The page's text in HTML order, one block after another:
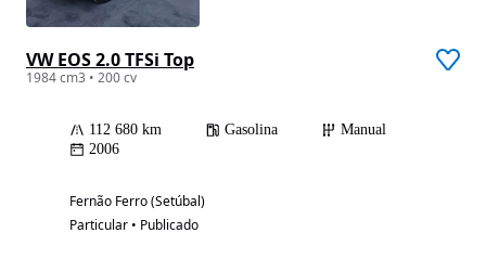
VW EOS 2.0 TFSi Top
1984 cm3 • 200 cv
112 680 km Gasolina
Manual
2006
Fernão Ferro (Setúbal)
Particular • Publicado